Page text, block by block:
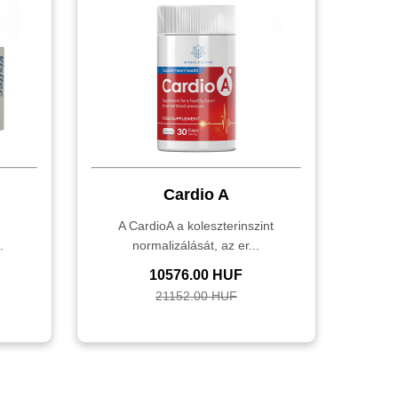
Cardio A
A CardioA a koleszterinszint
normalizálását, az er...
10576.00 HUF
21152.00 HUF